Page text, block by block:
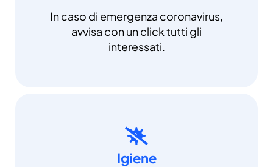
In caso di emergenza coronavirus,
avvisa con un click tutti gli
interessati.
Igiene